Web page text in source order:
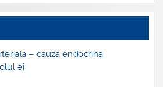
– cauza endocrina
ei